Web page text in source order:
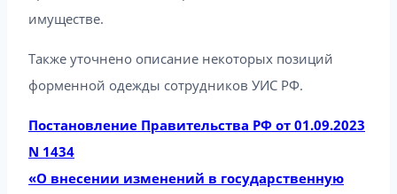
имуществе.
Также уточнено описание некоторых позиций
форменной одежды сотрудников УИС РФ.
Постановление Правительства РФ от 01.09.2023
N 1434
«О внесении изменений в государственную